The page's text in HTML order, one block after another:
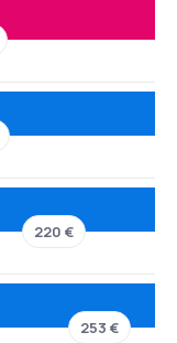
220 €
253 €